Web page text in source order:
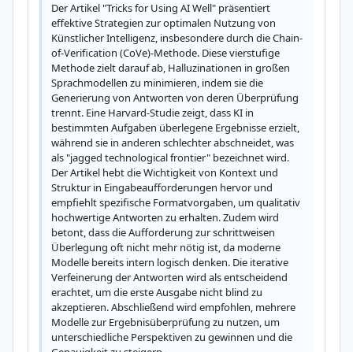
Der Artikel "Tricks for Using AI Well" präsentiert
effektive Strategien zur optimalen Nutzung von
Künstlicher Intelligenz, insbesondere durch die Chain-
of-Verification (CoVe)-Methode. Diese vierstufige
Methode zielt darauf ab, Halluzinationen in großen
Sprachmodellen zu minimieren, indem sie die
Generierung von Antworten von deren Überprüfung
trennt. Eine Harvard-Studie zeigt, dass KI in
bestimmten Aufgaben überlegene Ergebnisse erzielt,
während sie in anderen schlechter abschneidet, was
als "jagged technological frontier" bezeichnet wird.
Der Artikel hebt die Wichtigkeit von Kontext und
Struktur in Eingabeaufforderungen hervor und
empfiehlt spezifische Formatvorgaben, um qualitativ
hochwertige Antworten zu erhalten. Zudem wird
betont, dass die Aufforderung zur schrittweisen
Überlegung oft nicht mehr nötig ist, da moderne
Modelle bereits intern logisch denken. Die iterative
Verfeinerung der Antworten wird als entscheidend
erachtet, um die erste Ausgabe nicht blind zu
akzeptieren. Abschließend wird empfohlen, mehrere
Modelle zur Ergebnisüberprüfung zu nutzen, um
unterschiedliche Perspektiven zu gewinnen und die